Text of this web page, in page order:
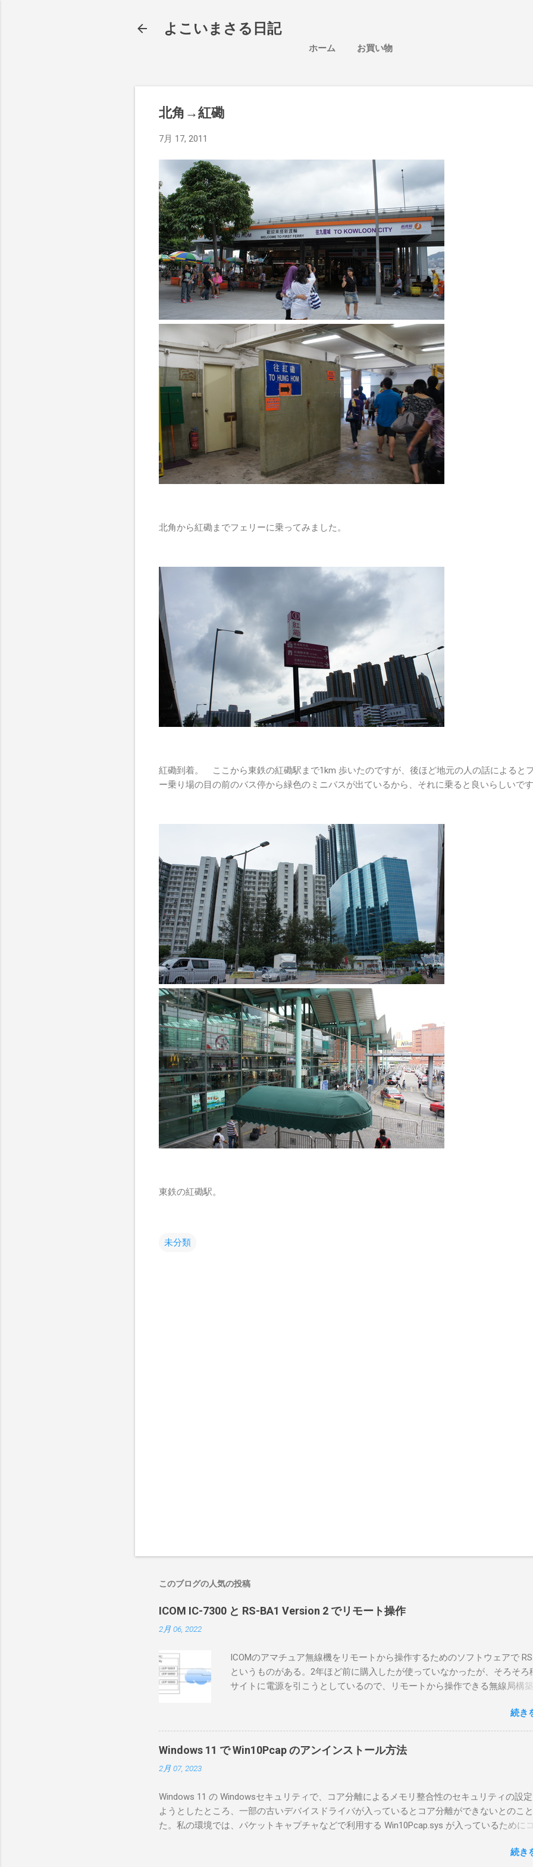
よこいまさる日記
ホーム お買い物
北角→紅磡
7月 17, 2011
北角から紅磡までフェリーに乗ってみました。
紅磡到着。 ここから東鉄の紅磡駅まで1km 歩いたのですが、後ほど地元の人の話によると
ー乗り場の目の前のバス停から緑色のミニバスが出ているから、それに乗ると良いらしいで
東鉄の紅磡駅。
未分類
このブログの人気の投稿
ICOM IC-7300 と RS-BA1 Version 2 でリモート操作
2月 06, 2022
ICOMのアマチュア無線機をリモートから操作するためのソフトウェアで
というものがある。2年ほど前に購入したが使っていなかったが、そろそろ
サイトに電源を引こうとしているので、リモートから操作できる無線局構
ろうと思ったのだが、ちっともそんなに簡単につながらなかった。という
で、ハマリポイントを明示しながら、私なりの解説を書いてみる。 基本的
RS-BA1を使う場合は、下記のこれらものが必要である ICOMの無線機。 今
が持っているIC-7300を使う。 無線機側(サーバ側) のWindows PC。 今回は
が少ないかなと思って。 操作側 (クライアント側) の Windows PC。 今回は
にあるマウスコンピュータのWindows 11が入ったPC 操作側で音声を使っ
を行うならば、相応なマイクなど。 そして、リモート操作を行うソフトウ
私の理解した無線機からサーバPC、クライアントPCまでの流れはこの様に
続き
Windows 11 で Win10Pcap のアンインストール方法
2月 07, 2023
Windows 11 の Windowsセキュリティで、コア分離によるメモリ整合性のセキュリティの設
ようとしたところ、一部の古いデバイスドライバが入っているとコア分離ができないとのこ
た。私の環境では、パケットキャプチャなどで利用する Win10Pcap.sys が入っているために
ンストールできなかったので、どのように実行すればよいのか調べながら実施しました。結
続き